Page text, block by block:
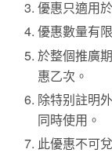
優惠只適用
優惠數量有
於整個推廣
惠乙次。
除特别註明
同時使用。
此優惠不可